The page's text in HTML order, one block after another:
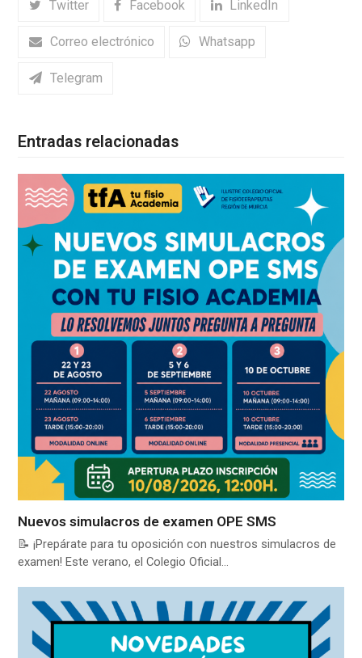
Twitter Facebook LinkedIn
Correo electrónico Whatsapp
Telegram
Entradas relacionadas
Nuevos simulacros de examen OPE SMS
📝 ¡Prepárate para tu oposición con nuestros simulacros de
examen! Este verano, el Colegio Oficial…